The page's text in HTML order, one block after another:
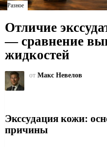
Разное
Отличие
— сравнение
жидкостей
от Макс Невелов
Экссудация кожи:
причины